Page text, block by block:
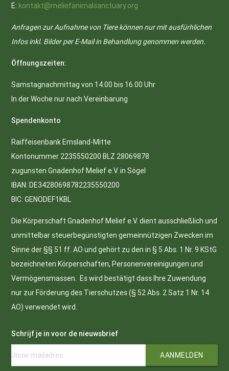
E: kontakt@meliefanimalsanctuary.org
Anfragen zur Aufnahme von Tiere können nur mit ausfürhlichen
Infos inkl. Bilder per E-Mail in Behandlung genommen werden.
Öffnungszeiten:
Samstagnachmittag von 14.00 bis 16.00 Uhr
In der Woche nur nach Vereinbarung
Spendenkonto
Raiffeisenbank Emsland-Mitte
Kontonummer 2235550200 BLZ 28069878
zugunsten Gnadenhof Melief e.V. in Sögel
IBAN: DE34280698782235550200
BIC: GENODEF1KBL
Die Körperschaft Gnadenhof Melief e.V. dient ausschließlich und
unmittelbar steuerbegünstigten gemeinnützigen Zwecken im
Sinne der §§ 51 ff. AO und gehört zu den in § 5 Abs. 1 Nr. 9 KStG
bezeichneten Körperschaften, Personenvereinigungen und
Vermögensmassen. Es wird bestätigt dass Ihre Zuwendung
nur zur Förderung des Tierschutzes (§ 52 Abs. 2 Satz 1 Nr. 14
AO) verwendet wird.
Schrijf je in voor de nieuwsbrief